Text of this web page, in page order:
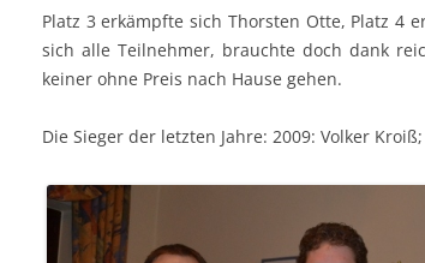
Platz 3 erkämpfte sich Thorsten Otte, Platz 4
sich alle Teilnehmer, brauchte doch dank
keiner ohne Preis nach Hause gehen.
Die Sieger der letzten Jahre: 2009: Volker